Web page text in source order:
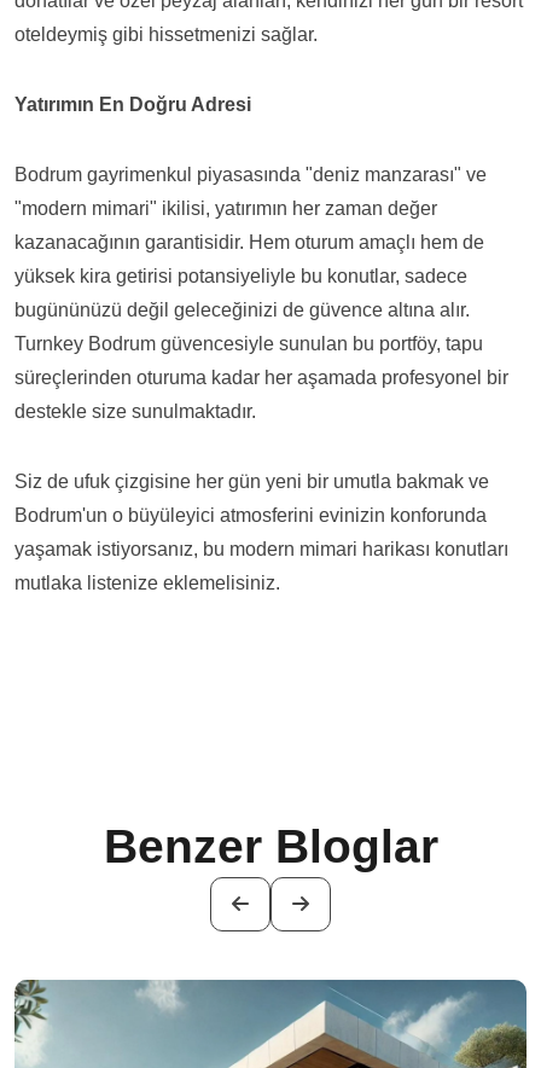
oteldeymiş gibi hissetmenizi sağlar.
Yatırımın En Doğru Adresi
Bodrum gayrimenkul piyasasında "deniz manzarası" ve
"modern mimari" ikilisi, yatırımın her zaman değer
kazanacağının garantisidir. Hem oturum amaçlı hem de
yüksek kira getirisi potansiyeliyle bu konutlar, sadece
bugününüzü değil geleceğinizi de güvence altına alır.
Turnkey Bodrum güvencesiyle sunulan bu portföy, tapu
süreçlerinden oturuma kadar her aşamada profesyonel bir
destekle size sunulmaktadır.
Siz de ufuk çizgisine her gün yeni bir umutla bakmak ve
Bodrum'un o büyüleyici atmosferini evinizin konforunda
yaşamak istiyorsanız, bu modern mimari harikası konutları
mutlaka listenize eklemelisiniz.
Benzer Bloglar